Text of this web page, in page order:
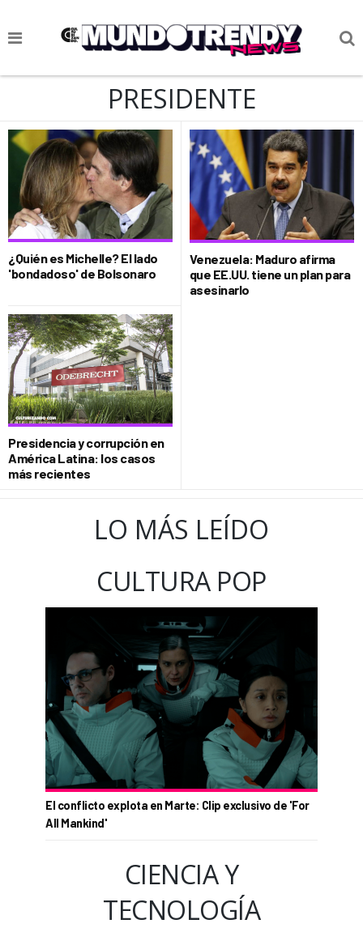
NOTICIAS
CIENCIA Y TECNOLOGÍA
VIDA
SOCIEDAD
CULTURIZANDO.COM
PRESIDENTE
¿Quién es Michelle? El lado
'bondadoso' de Bolsonaro
Venezuela: Maduro afirma
que EE.UU. tiene un plan para
asesinarlo
Presidencia y corrupción en
América Latina: los casos
más recientes
LO MÁS LEÍDO
CULTURA POP
El conflicto explota en Marte: Clip exclusivo de 'For
All Mankind'
CIENCIA Y
TECNOLOGÍA